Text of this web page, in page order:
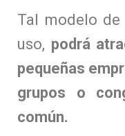
Tal modelo
uso, podrá
pequeñas
grupos o
común.